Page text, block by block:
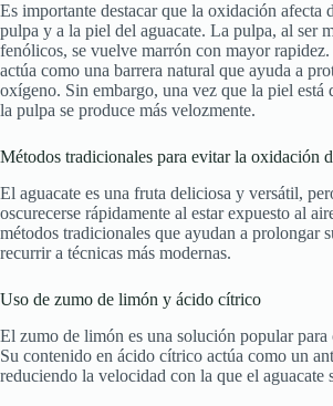
Es importante destacar que la oxidación afecta
pulpa y a la piel del aguacate. La pulpa, al ser
fenólicos, se vuelve marrón con mayor
actúa como una barrera natural que ayuda a
oxígeno. Sin embargo, una vez que la piel está
la pulpa se produce más velozmente.
Métodos tradicionales para evitar la oxidación
El aguacate es una fruta deliciosa y versátil,
oscurecerse rápidamente al estar expuesto al
métodos tradicionales que ayudan a prolongar
recurrir a técnicas más modernas.
Uso de zumo de limón y ácido cítrico
El zumo de limón es una solución popular
Su contenido en ácido cítrico actúa como un
reduciendo la velocidad con la que el aguacate